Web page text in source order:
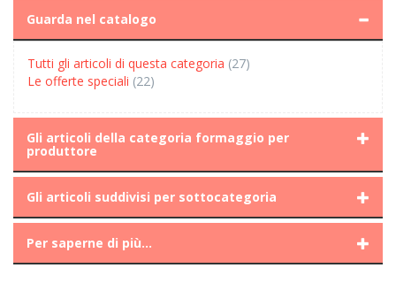
Guarda nel catalogo
Tutti gli articoli di questa categoria (27)
Le offerte speciali (22)
Gli articoli della categoria formaggio per
produttore
Gli articoli suddivisi per sottocategoria
Per saperne di più...